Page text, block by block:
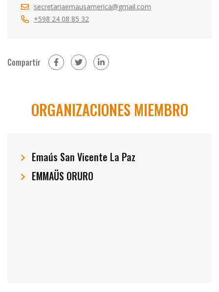
secretariaemausamerica@gmail.com
+598 24 08 85 32
Compartir en Facebook (abrir en otra ventana)
en Twitter (abrir en otra ventana)
en LinkedIn (abrir en otra
ORGANIZACIONES MIEMBRO
Emaús San Vicente La Paz
EMMAÜS ORURO